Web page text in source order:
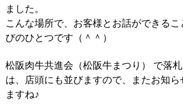
ました。
こんな場所で、お客様とお話ができる
びのひとつです（＾＾）
松阪肉牛共進会（松阪牛まつり） で落
は、店頭にも並びますので、またお知ら
ますね♪